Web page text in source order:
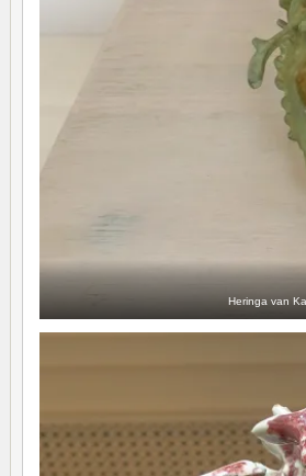
Heringa van